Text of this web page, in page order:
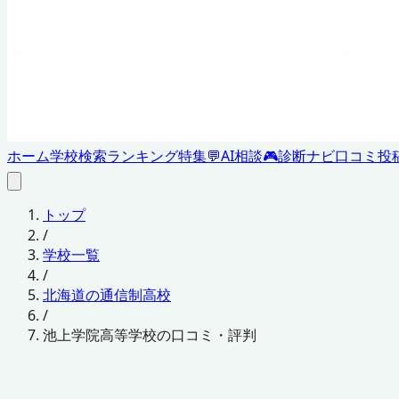
ホーム学校検索ランキング特集💬AI相談🎮診断ナビ口コミ投
トップ
/
学校一覧
/
北海道の通信制高校
/
池上学院高等学校の口コミ・評判